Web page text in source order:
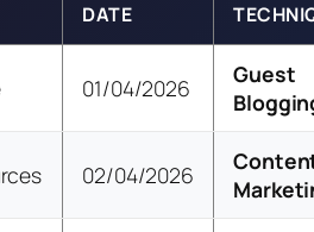
DATE
01/04/2026
Guest
02/04/2026